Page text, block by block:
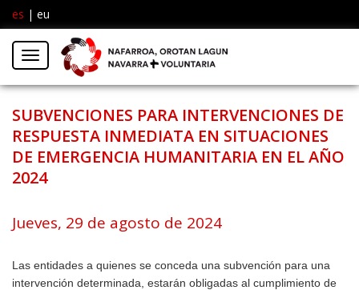
es | eu
Menú
SUBVENCIONES PARA INTERVENCIONES DE
RESPUESTA INMEDIATA EN SITUACIONES
DE EMERGENCIA HUMANITARIA EN EL AÑO
2024
Jueves, 29 de agosto de 2024
Las entidades a quienes se conceda una subvención para una
intervención determinada, estarán obligadas al cumplimiento de